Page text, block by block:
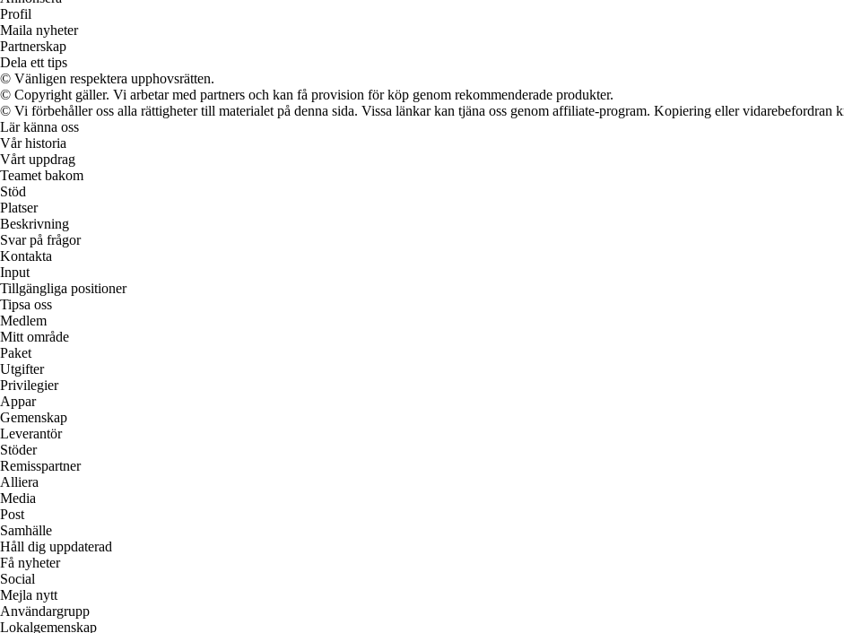
Profil
Maila nyheter
Partnerskap
Dela ett tips
© Vänligen respektera upphovsrätten.
© Copyright gäller. Vi arbetar med partners och kan få provision för köp genom rekommenderade produkter.
© Vi förbehåller oss alla rättigheter till materialet på denna sida. Vissa länkar kan tjäna oss genom affiliate-program. Kopiering eller vidarebefordran
Lär känna oss
Vår historia
Vårt uppdrag
Teamet bakom
Stöd
Platser
Beskrivning
Svar på frågor
Kontakta
Input
Tillgängliga positioner
Tipsa oss
Medlem
Mitt område
Paket
Utgifter
Privilegier
Appar
Gemenskap
Leverantör
Stöder
Remisspartner
Alliera
Media
Post
Samhälle
Håll dig uppdaterad
Få nyheter
Social
Mejla nytt
Användargrupp
Lokalgemenskap